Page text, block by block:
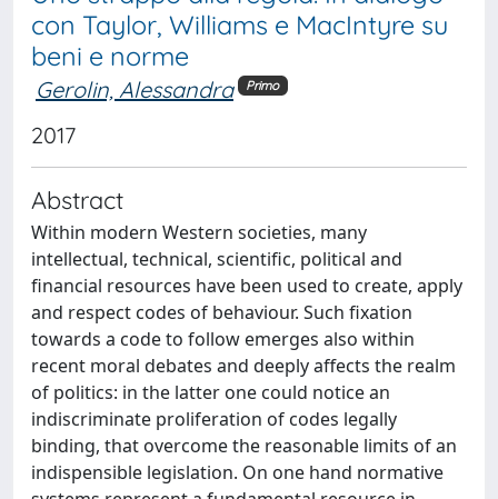
con Taylor, Williams e MacIntyre su
beni e norme
Gerolin, Alessandra Primo
2017
Abstract
Within modern Western societies, many
intellectual, technical, scientific, political and
financial resources have been used to create, apply
and respect codes of behaviour. Such fixation
towards a code to follow emerges also within
recent moral debates and deeply affects the realm
of politics: in the latter one could notice an
indiscriminate proliferation of codes legally
binding, that overcome the reasonable limits of an
indispensible legislation. On one hand normative